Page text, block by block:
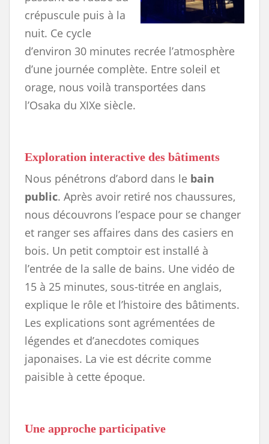
crépuscule puis à la
nuit. Ce cycle
d’environ 30 minutes recrée l’atmosphère
d’une journée complète. Entre soleil et
orage, nous voilà transportées dans
l’Osaka du XIXe siècle.
Exploration interactive des bâtiments
Nous pénétrons d’abord dans le bain
public. Après avoir retiré nos chaussures,
nous découvrons l’espace pour se changer
et ranger ses affaires dans des casiers en
bois. Un petit comptoir est installé à
l’entrée de la salle de bains. Une vidéo de
15 à 25 minutes, sous-titrée en anglais,
explique le rôle et l’histoire des bâtiments.
Les explications sont agrémentées de
légendes et d’anecdotes comiques
japonaises. La vie est décrite comme
paisible à cette époque.
Une approche participative